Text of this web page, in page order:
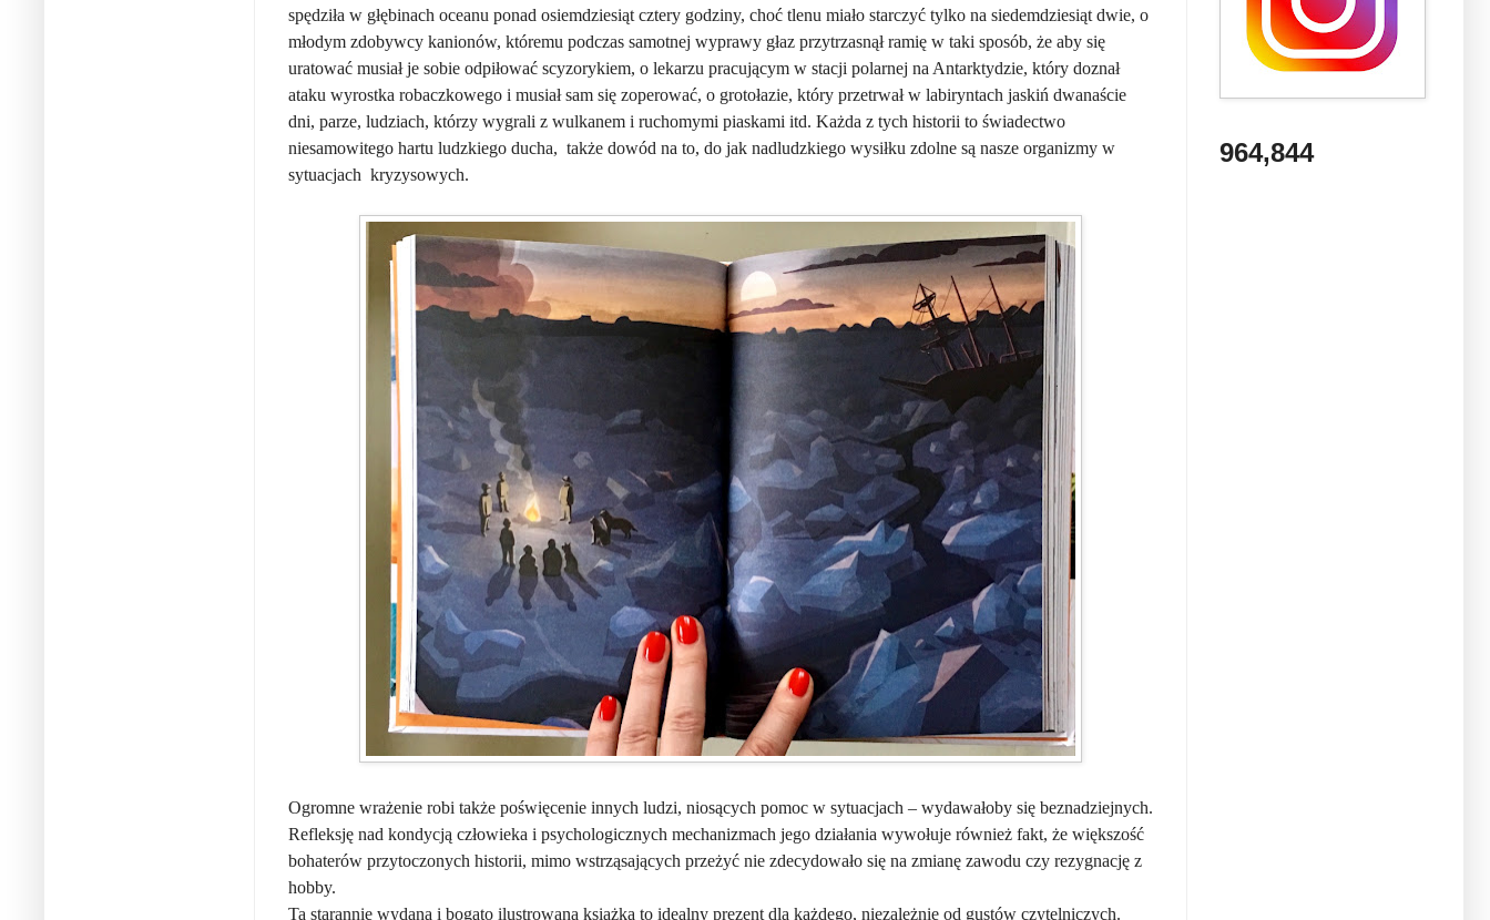
spędziła w głębinach oceanu ponad osiemdziesiąt cztery godziny, choć tlenu miało starczyć tylko na siedemdziesiąt dwie, o
młodym zdobywcy kanionów, któremu podczas samotnej wyprawy głaz przytrzasnął ramię w taki sposób, że aby się
uratować musiał je sobie odpiłować scyzorykiem, o lekarzu pracującym w stacji polarnej na Antarktydzie, który doznał
ataku wyrostka robaczkowego i musiał sam się zoperować, o grotołazie, który przetrwał w labiryntach jaskiń dwanaście
dni, parze, ludziach, którzy wygrali z wulkanem i ruchomymi piaskami itd. Każda z tych historii to świadectwo
niesamowitego hartu ludzkiego ducha, także dowód na to, do jak nadludzkiego wysiłku zdolne są nasze organizmy w
sytuacjach kryzysowych.
Ogromne wrażenie robi także poświęcenie innych ludzi, niosących pomoc w sytuacjach – wydawałoby się beznadziejnych.
Refleksję nad kondycją człowieka i psychologicznych mechanizmach jego działania wywołuje również fakt, że większość
bohaterów przytoczonych historii, mimo wstrząsających przeżyć nie zdecydowało się na zmianę zawodu czy rezygnację z
hobby.
Ta starannie wydana i bogato ilustrowana książka to idealny prezent dla każdego, niezależnie od gustów czytelniczych.
964,844